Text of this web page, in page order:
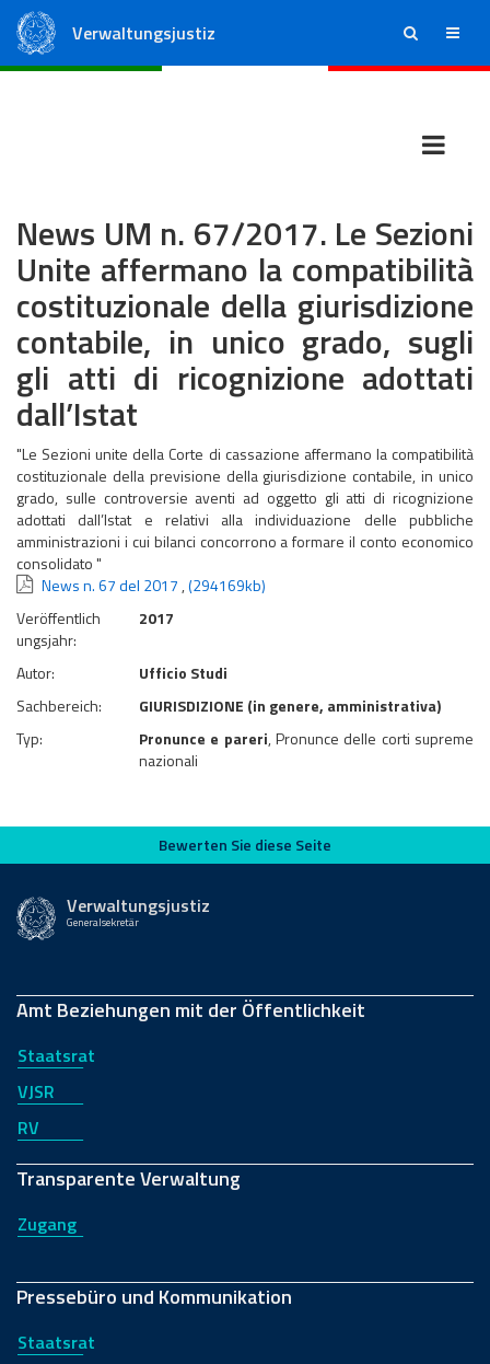
Verwaltungsjustiz ricerca menu
News UM n. 67/2017. Le Sezioni
Unite affermano la compatibilità
costituzionale della giurisdizione
contabile, in unico grado, sugli
gli atti di ricognizione adottati
dall’Istat
"Le Sezioni unite della Corte di cassazione affermano la compatibilità
costituzionale della previsione della giurisdizione contabile, in unico
grado, sulle controversie aventi ad oggetto gli atti di ricognizione
adottati dall’Istat e relativi alla individuazione delle pubbliche
amministrazioni i cui bilanci concorrono a formare il conto economico
consolidato "
News n. 67 del 2017 ,(294169kb)
Veröffentlich
ungsjahr:
2017
Autor:
Ufficio Studi
Sachbereich:
GIURISDIZIONE (in genere, amministrativa)
Typ:
Pronunce e pareri, Pronunce delle corti supreme
nazionali
Bewerten Sie diese Seite
Bewerten Sie diese Seite
Verwaltungsjustiz
Generalsekretär
Amt Beziehungen mit der Öffentlichkeit
Staatsrat
VJSR
RV
Transparente Verwaltung
Zugang
Pressebüro und Kommunikation
Staatsrat